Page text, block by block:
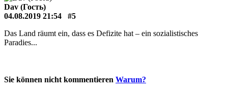
Dav (Гость)
04.08.2019 21:54
#5
Das Land räumt ein, dass es Defizite hat – ein sozialistisches
Paradies...
Sie können nicht kommentieren Warum?